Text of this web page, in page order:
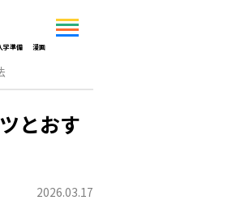
学準備 漫画
とおす
2026.03.17